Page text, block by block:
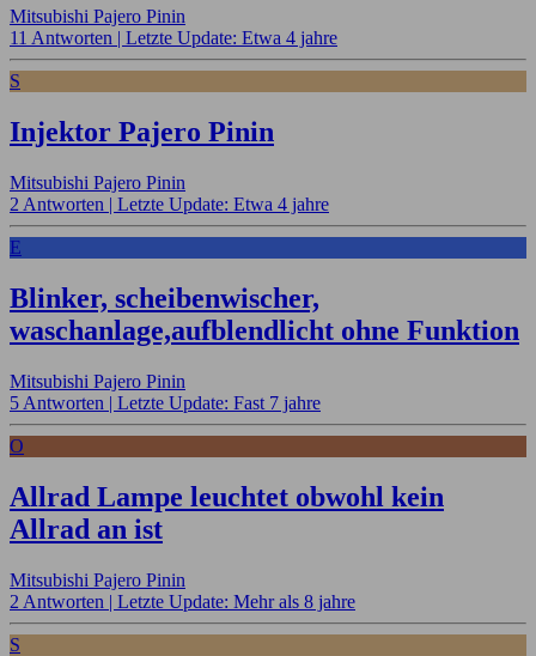
Mitsubishi Pajero Pinin
11 Antworten | Letzte Update: Etwa 4 jahre
S
Injektor Pajero Pinin
Mitsubishi Pajero Pinin
2 Antworten | Letzte Update: Etwa 4 jahre
E
Blinker, scheibenwischer,
waschanlage,aufblendlicht ohne Funktion
Mitsubishi Pajero Pinin
5 Antworten | Letzte Update: Fast 7 jahre
O
Allrad Lampe leuchtet obwohl kein
Allrad an ist
Mitsubishi Pajero Pinin
2 Antworten | Letzte Update: Mehr als 8 jahre
S